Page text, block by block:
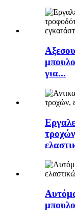
για...